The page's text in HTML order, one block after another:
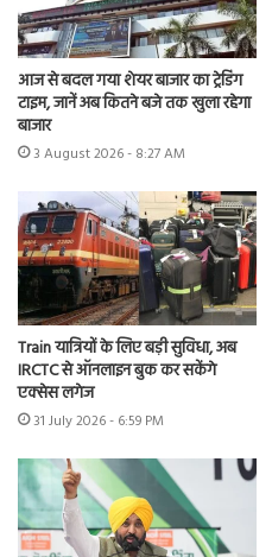
आज से बदल गया शेयर बाजार का ट्रेडिंग
टाइम, जानें अब कितने बजे तक खुला रहेगा
बाजार
3 August 2026 - 8:27 AM
Train यात्रियों के लिए बड़ी सुविधा, अब
IRCTC से ऑनलाइन बुक कर सकेंगे
एक्सेस लगेज
31 July 2026 - 6:59 PM